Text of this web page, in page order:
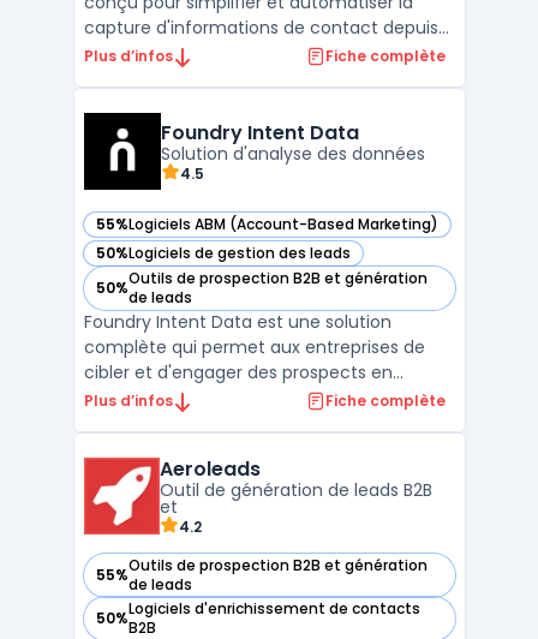
capture d'informations de contact depuis
des sources comme LinkedIn Sales
HubSpot, permettant aux équipes
commerciales d'enrichir ...
Plus d’infos Fiche complète
Foundry Intent Data
Solution d'analyse des données
4.5
55%Logiciels ABM (Account-Based Marketing)
— voir Foundry Intent Data dans cette catégorie
50%Logiciels de gestion des leads
— voir Foundry Intent Data dans cette catégorie
50%Outils de prospection B2B et génération
de leads
— voir Foundry Intent Data dans cette catégorie
Foundry Intent Data est une solution
complète qui permet aux entreprises de
cibler et d'engager des prospects en
analysant leurs comportements d'achat
multiples sources, telles que le web public,
les médias sociaux, ...
Plus d’infos Fiche complète
Aeroleads
Outil de génération de leads B2B
et
4.2
55%Outils de prospection B2B et génération
de leads
— voir Aeroleads dans cette catégorie
50%Logiciels d'enrichissement de contacts
B2B
— voir Aeroleads dans cette catégorie